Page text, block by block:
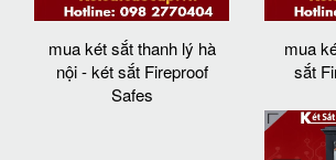
mua két sắt thanh lý hà
nội - két sắt Fireproof
Safes
mua
sắt